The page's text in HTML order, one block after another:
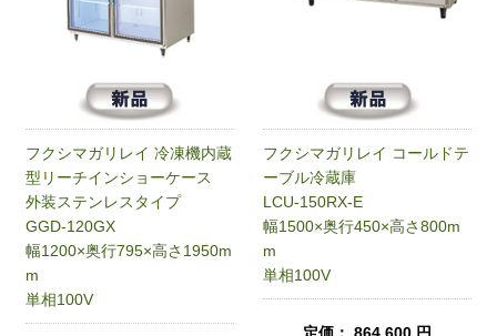
フクシマガリレイ 冷凍機内蔵
型リーチインショーケース
外装ステンレスタイプ
GGD-120GX
幅1200×奥行795×高さ1950m
m
単相100V
フクシマガリレイ コールドテ
ーブル冷蔵庫
LCU-150RX-E
幅1500×奥行450×高さ800m
m
単相100V